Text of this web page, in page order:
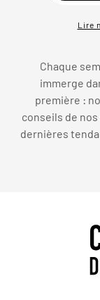
Lire
Chaque
immerge
première :
conseils de
dernières